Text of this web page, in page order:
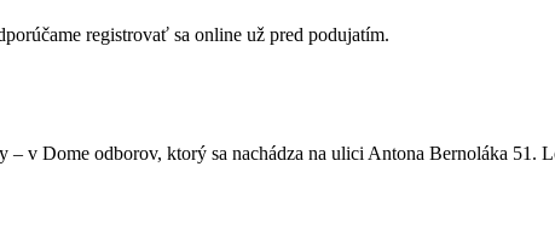
registrovať sa online už pred podujatím.
v Dome odborov, ktorý sa nachádza na ulici Antona Bernoláka 51.